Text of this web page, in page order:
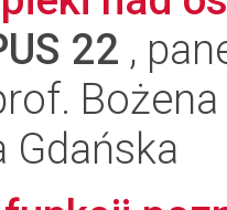
22 ,
Bożena
Gdańska